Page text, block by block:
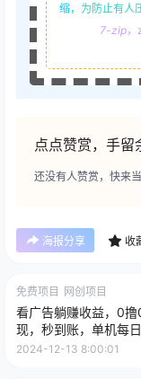
缩， 为防止有人
7-zip，
点点赞赏，手留
还没有人赞赏，快来
海报分享 收
免费项目 网创项目
看广告躺赚收益，0
现，秒到账，单机每
2024-12-13 8:00:01